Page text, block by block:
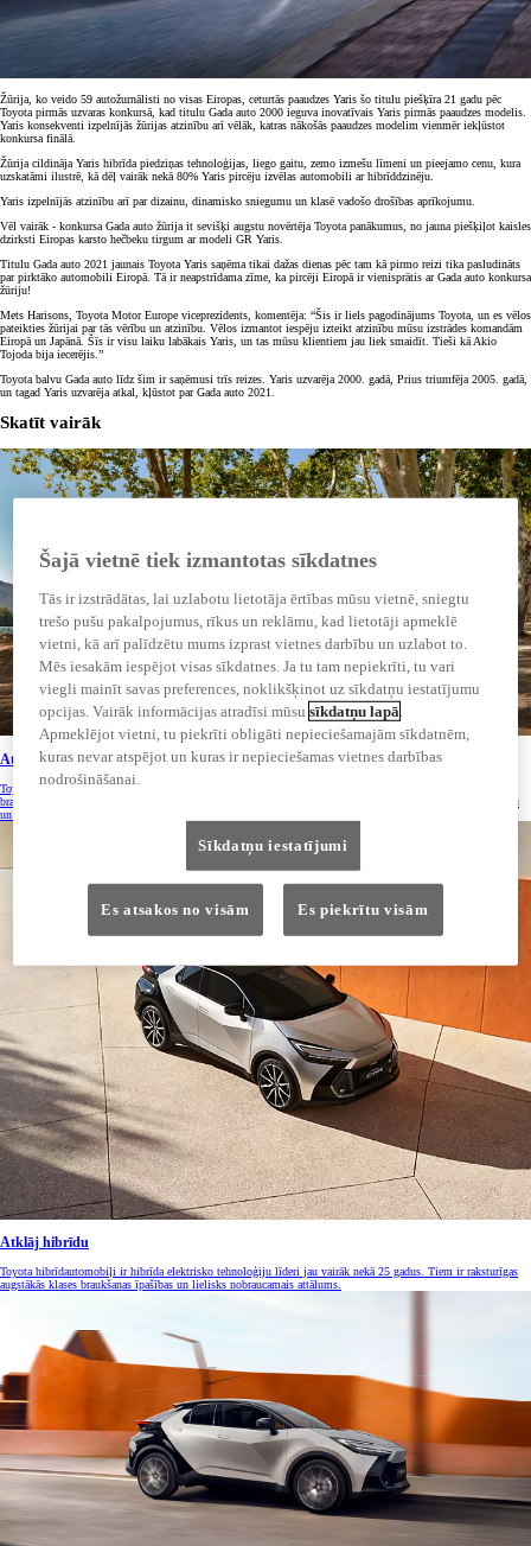
Žūrija, ko veido 59 autožurnālisti no visas Eiropas, ceturtās paaudzes Yaris šo titulu piešķīra 21 gadu pēc
Toyota pirmās uzvaras konkursā, kad titulu Gada auto 2000 ieguva inovatīvais Yaris pirmās paaudzes modelis.
Yaris konsekventi izpelnījās žūrijas atzinību arī vēlāk, katras nākošās paaudzes modelim vienmēr iekļūstot
konkursa finālā.
Žūrija cildināja Yaris hibrīda piedziņas tehnoloģijas, liego gaitu, zemo izmešu līmeni un pieejamo cenu, kura
uzskatāmi ilustrē, kā dēļ vairāk nekā 80% Yaris pircēju izvēlas automobili ar hibrīddzinēju.
Yaris izpelnījās atzinību arī par dizainu, dinamisko sniegumu un klasē vadošo drošības aprīkojumu.
Vēl vairāk - konkursa Gada auto žūrija it sevišķi augstu novērtēja Toyota panākumus, no jauna piešķiļot kaisles
dzirksti Eiropas karsto hečbeku tirgum ar modeli GR Yaris.
Titulu Gada auto 2021 jaunais Toyota Yaris saņēma tikai dažas dienas pēc tam kā pirmo reizi tika pasludināts
par pirktāko automobili Eiropā. Tā ir neapstrīdama zīme, ka pircēji Eiropā ir vienisprātis ar Gada auto konkursa
žūriju!
Mets Harisons, Toyota Motor Europe viceprezidents, komentēja: “Šis ir liels pagodinājums Toyota, un es vēlos
pateikties žūrijai par tās vērību un atzinību. Vēlos izmantot iespēju izteikt atzinību mūsu izstrādes komandām
Eiropā un Japānā. Šīs ir visu laiku labākais Yaris, un tas mūsu klientiem jau liek smaidīt. Tieši kā Akio
Tojoda bija iecerējis.”
Toyota balvu Gada auto līdz šim ir saņēmusi trīs reizes. Yaris uzvarēja 2000. gadā, Prius triumfēja 2005. gadā,
un tagad Yaris uzvarēja atkal, kļūstot par Gada auto 2021.
Skatīt vairāk
Atklāj elektroauto
Toyota jaunās paaudzes progresīvie elektriskie automobiļi bez kompromisiem apvieno jaudu, uzticamību un
braukšanas īpašības. Mūsu elektriskie automobiļi darbojas tikai ar akumulatora enerģiju, nepatērējot degvielu
un neradot emisijas braukšanas laikā.
Atklāj hibrīdu
Toyota hibrīdautomobiļi ir hibrīda elektrisko tehnoloģiju līderi jau vairāk nekā 25 gadus. Tiem ir raksturīgas
augstākās klases braukšanas īpašības un lielisks nobraucamais attālums.
Šajā vietnē tiek izmantotas sīkdatnes
Tās ir izstrādātas, lai uzlabotu lietotāja ērtības mūsu vietnē, sniegtu
trešo pušu pakalpojumus, rīkus un reklāmu, kad lietotāji apmeklē
vietni, kā arī palīdzētu mums izprast vietnes darbību un uzlabot to.
Mēs iesakām iespējot visas sīkdatnes. Ja tu tam nepiekrīti, tu vari
viegli mainīt savas preferences, noklikšķinot uz sīkdatņu iestatījumu
opcijas. Vairāk informācijas atradīsi mūsusīkdatņu lapā
Apmeklējot vietni, tu piekrīti obligāti nepieciešamajām sīkdatnēm,
kuras nevar atspējot un kuras ir nepieciešamas vietnes darbības
nodrošināšanai.
Sīkdatņu iestatījumi
Es atsakos no visām Es piekrītu visām